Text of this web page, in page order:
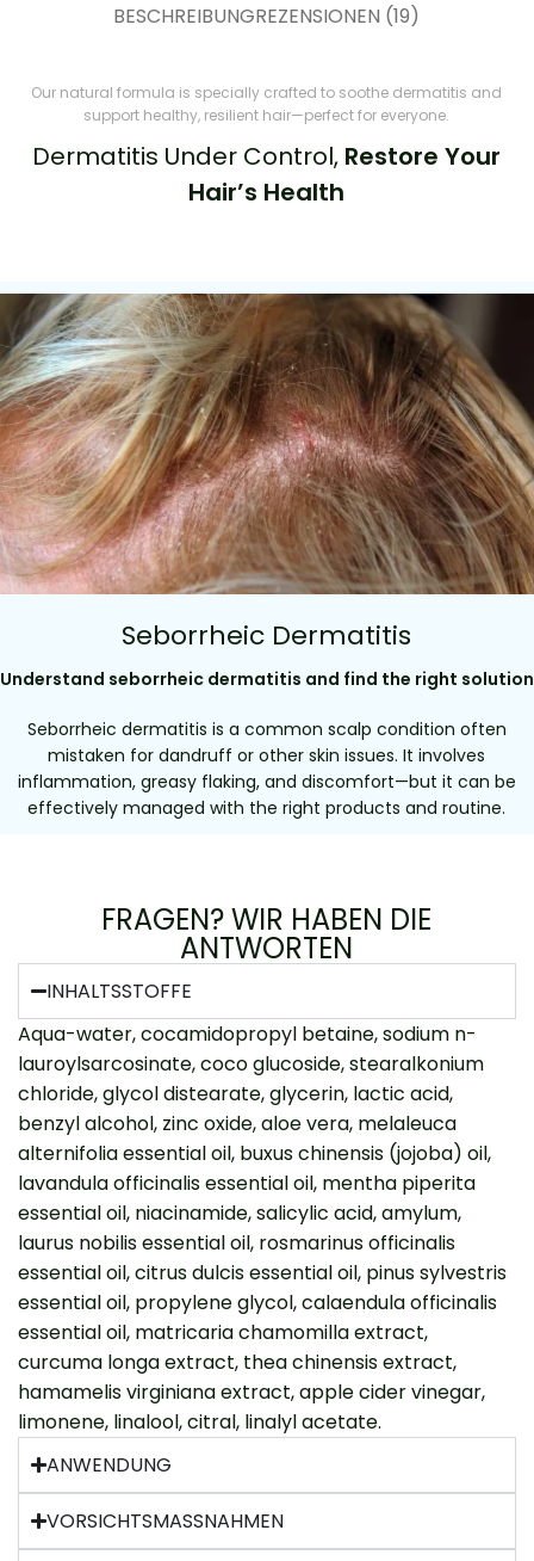
BESCHREIBUNGREZENSIONEN (19)
Our natural formula is specially crafted to soothe dermatitis and
support healthy, resilient hair—perfect for everyone.
Dermatitis Under Control, Restore Your
Hair’s Health
Seborrheic Dermatitis
Understand seborrheic dermatitis and find the right solution
Seborrheic dermatitis is a common scalp condition often
mistaken for dandruff or other skin issues. It involves
inflammation, greasy flaking, and discomfort—but it can be
effectively managed with the right products and routine.
FRAGEN? WIR HABEN DIE
ANTWORTEN
INHALTSSTOFFE
Aqua-water, cocamidopropyl betaine, sodium n-
lauroylsarcosinate, coco glucoside, stearalkonium
chloride, glycol distearate, glycerin, lactic acid,
benzyl alcohol, zinc oxide, aloe vera, melaleuca
alternifolia essential oil, buxus chinensis (jojoba) oil,
lavandula officinalis essential oil, mentha piperita
essential oil, niacinamide, salicylic acid, amylum,
laurus nobilis essential oil, rosmarinus officinalis
essential oil, citrus dulcis essential oil, pinus sylvestris
essential oil, propylene glycol, calaendula officinalis
essential oil, matricaria chamomilla extract,
curcuma longa extract, thea chinensis extract,
hamamelis virginiana extract, apple cider vinegar,
limonene, linalool, citral, linalyl acetate.
ANWENDUNG
VORSICHTSMASSNAHMEN